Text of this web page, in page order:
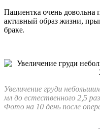
Пациентка очень довольна
активный образ жизни,
браке.
Увеличение груди
мл до естественного 2,5
Фото на 10 день после